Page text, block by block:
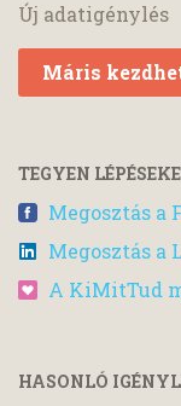
Új adatigénylés
Máris
TEGYEN
Megosztás a
Megosztás a
A KiMitTud
HASONLÓ